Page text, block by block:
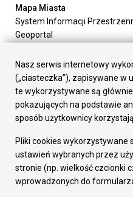
Mapa Miasta
System Informacji
Geoportal
Załatw sprawę
Prezydent Miasta
Rada Miasta
Wydziały
Elektroniczna Skrzynka
Gospodarka
Fundusze europejskie
Środki krajowe
Oferty inwestycyjne
Nasz serwis internetowy
(„ciasteczka”), zapisywane w
te wykorzystywane są
pokazujących na podstawie
sposób użytkownicy
Pliki cookies wykorzystywane
ustawień wybranych przez
stronie (np. wielkość czcionki
wprowadzonych do